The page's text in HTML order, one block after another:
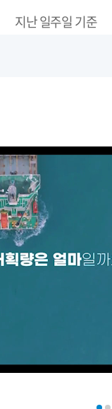
지난 일주일 기준